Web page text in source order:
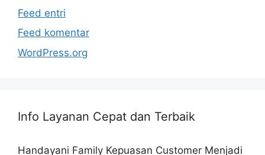
Feed entri
Feed komentar
WordPress.org
Info Layanan Cepat dan Terbaik
Handayani Family Kepuasan Customer Menjadi